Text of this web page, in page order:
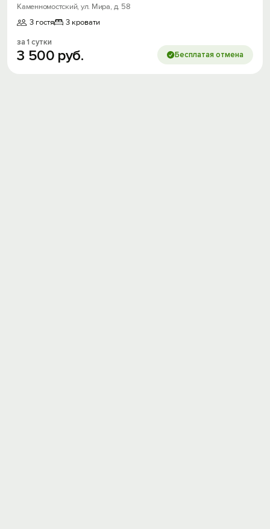
Каменномостский, ул. Мира, д. 58
3 гостя
3 кровати
за 1 сутки
3 500 руб. Бесплатая отмена